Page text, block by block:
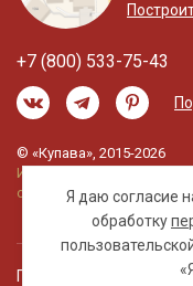
Я даю согласие
обработку
+7 (800) 533-75-43
© «Купава», 2015-2026
Информация на сайте не
офертой.
Правовая информация